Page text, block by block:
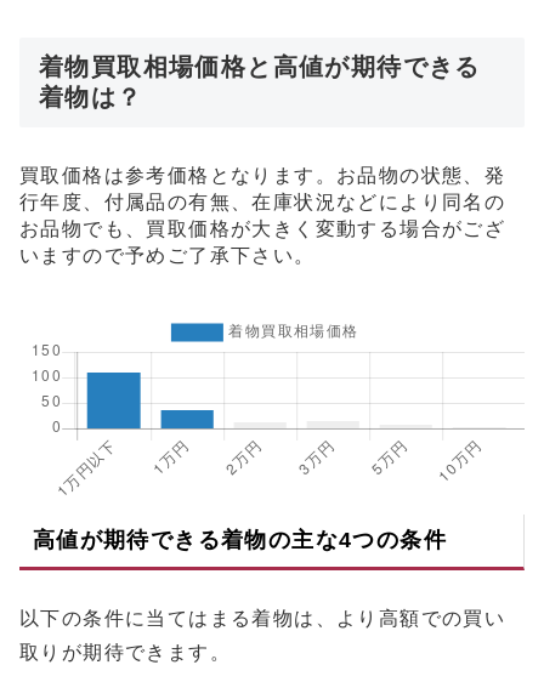
着物買取相場価格と高値が期待できる
着物は？
買取価格は参考価格となります。お品物の状態、発
行年度、付属品の有無、在庫状況などにより同名の
お品物でも、買取価格が大きく変動する場合がござ
いますので予めご了承下さい。
高値が期待できる着物の主な4つの条件
以下の条件に当てはまる着物は、より高額での買い
取りが期待できます。